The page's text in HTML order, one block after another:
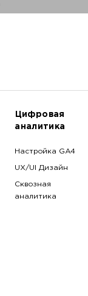
Цифровая
аналитика
Настройка GA4
UX/UI Дизайн
Сквозная
аналитика